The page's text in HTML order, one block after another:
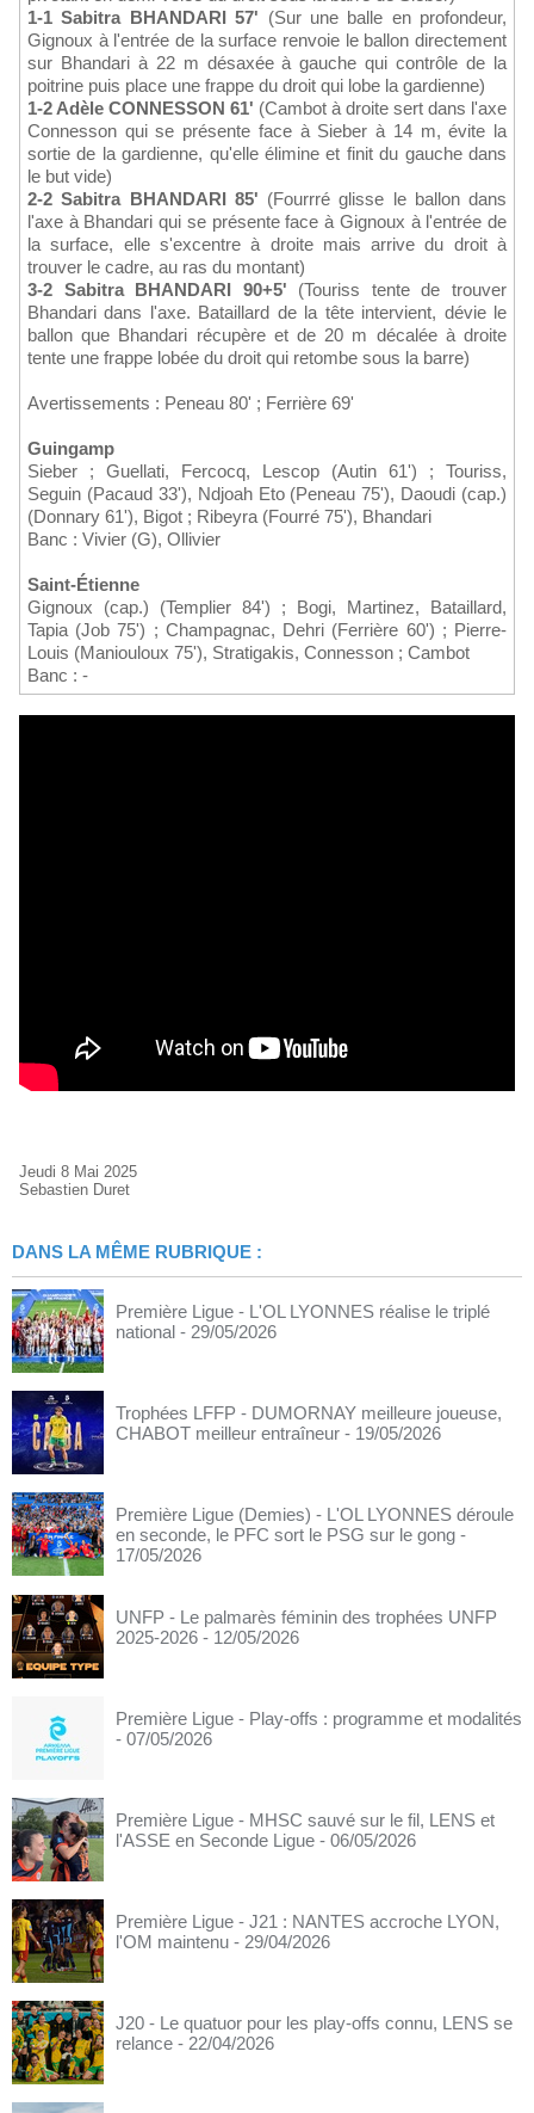
1-1 Sabitra BHANDARI 57' (Sur une balle en profondeur,
Gignoux à l'entrée de la surface renvoie le ballon directement
sur Bhandari à 22 m désaxée à gauche qui contrôle de la
poitrine puis place une frappe du droit qui lobe la gardienne)
1-2 Adèle CONNESSON 61' (Cambot à droite sert dans l'axe
Connesson qui se présente face à Sieber à 14 m, évite la
sortie de la gardienne, qu'elle élimine et finit du gauche dans
le but vide)
2-2 Sabitra BHANDARI 85' (Fourrré glisse le ballon dans
l'axe à Bhandari qui se présente face à Gignoux à l'entrée de
la surface, elle s'excentre à droite mais arrive du droit à
trouver le cadre, au ras du montant)
3-2 Sabitra BHANDARI 90+5' (Touriss tente de trouver
Bhandari dans l'axe. Bataillard de la tête intervient, dévie le
ballon que Bhandari récupère et de 20 m décalée à droite
tente une frappe lobée du droit qui retombe sous la barre)
Avertissements : Peneau 80' ; Ferrière 69'
Guingamp
Sieber ; Guellati, Fercocq, Lescop (Autin 61') ; Touriss,
Seguin (Pacaud 33'), Ndjoah Eto (Peneau 75'), Daoudi (cap.)
(Donnary 61'), Bigot ; Ribeyra (Fourré 75'), Bhandari
Banc : Vivier (G), Ollivier
Saint-Étienne
Gignoux (cap.) (Templier 84') ; Bogi, Martinez, Bataillard,
Tapia (Job 75') ; Champagnac, Dehri (Ferrière 60') ; Pierre-
Louis (Maniouloux 75'), Stratigakis, Connesson ; Cambot
Banc : -
Jeudi 8 Mai 2025
Sebastien Duret
DANS LA MÊME RUBRIQUE :
Première Ligue - L'OL LYONNES réalise le triplé
national - 29/05/2026
Trophées LFFP - DUMORNAY meilleure joueuse,
CHABOT meilleur entraîneur - 19/05/2026
Première Ligue (Demies) - L'OL LYONNES déroule
en seconde, le PFC sort le PSG sur le gong -
17/05/2026
UNFP - Le palmarès féminin des trophées UNFP
2025-2026 - 12/05/2026
Première Ligue - Play-offs : programme et modalités
- 07/05/2026
Première Ligue - MHSC sauvé sur le fil, LENS et
l'ASSE en Seconde Ligue - 06/05/2026
Première Ligue - J21 : NANTES accroche LYON,
l'OM maintenu - 29/04/2026
J20 - Le quatuor pour les play-offs connu, LENS se
relance - 22/04/2026